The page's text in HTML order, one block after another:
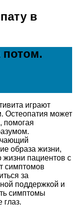
в
потом.
играют
Остеопатия может
помогая
образа жизни,
жизни пациентов с
симптомов
за
поддержкой и
симптомы
глаз.